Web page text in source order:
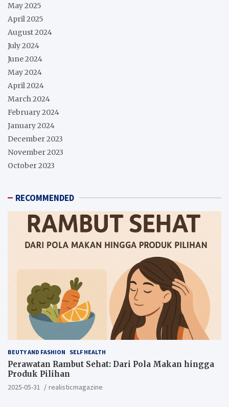
May 2025
April 2025
August 2024
July 2024
June 2024
May 2024
April 2024
March 2024
February 2024
January 2024
December 2023
November 2023
October 2023
RECOMMENDED
BEUTY AND FASHION SELF HEALTH
Perawatan Rambut Sehat: Dari Pola Makan hingga
Produk Pilihan
2025-05-31 realisticmagazine